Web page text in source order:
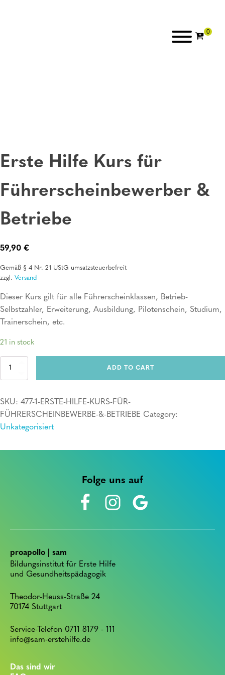
Erste Hilfe Kurs für
Führerscheinbewerber &
Betriebe
59,90 €
Gemäß § 4 Nr. 21 UStG umsatzsteuerbefreit
zzgl. Versand
Dieser Kurs gilt für alle Führerscheinklassen, Betrieb-
Selbstzahler, Erweiterung, Ausbildung, Pilotenschein, Studium,
Trainerschein, etc.
21 in stock
Erste
Führerscheinbewerber
&
quantity
ADD TO CART
SKU: 477-1-ERSTE-HILFE-KURS-FÜR-
FÜHRERSCHEINBEWERBE-&-BETRIEBE Category:
Unkategorisiert
Folge uns auf
proapollo | sam
Bildungsinstitut für Erste Hilfe
und Gesundheitspädagogik
Theodor-Heuss-Straße 24
70174 Stuttgart
Service-Telefon 0711 8179 - 111
info@sam-erstehilfe.de
Das sind wir